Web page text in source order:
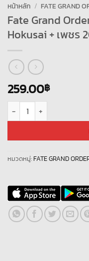
หน้าหลัก / FATE GRAND
Fate Grand
Hokusai + เพชร
259.00฿
จำนวน Fate Grand Order
หมวดหมู่: FATE GRAND